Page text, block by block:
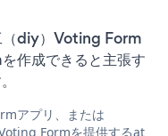
（diy）Voting Form
作成できると主張す
アプリ、または
Formを提供するat